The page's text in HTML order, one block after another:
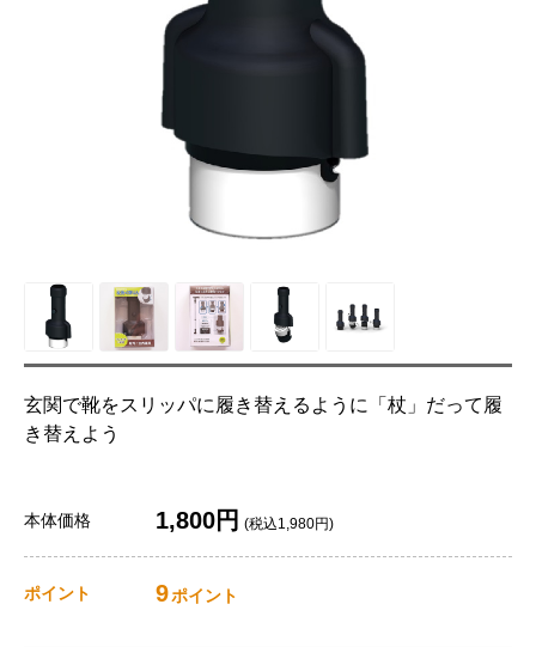
玄関で靴をスリッパに履き替えるように「杖」だって履
き替えよう
本体価格 1,800円 (税込1,980円)
ポイント 9ポイント